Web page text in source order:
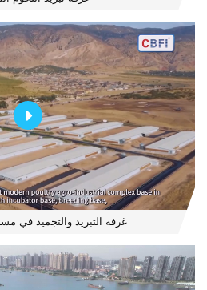
غرفة التبريد والتجميد في